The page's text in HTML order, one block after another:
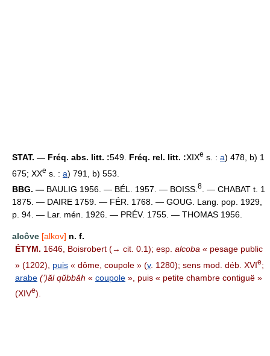
STAT. — Fréq. abs. litt. :549. Fréq. rel. litt. :XIXe s. : a) 478, b) 1
675; XXe s. : a) 791, b) 553.
BBG. — BAULIG 1956. — BÉL. 1957. — BOISS. 8
. — CHABAT t. 1
1875. — DAIRE 1759. — FÉR. 1768. — GOUG. Lang. pop. 1929,
p. 94. — Lar. mén. 1926. — PRÉV. 1755. — THOMAS 1956.
alcôve [alkov] n. f.
ÉTYM. 1646, Boisrobert (→ cit. 0.1); esp. alcoba « pesage public
» (1202), puis « dôme, coupole » (v. 1280); sens mod. déb. XVIe;
arabe (’)ăl qŭbbǎh « coupole », puis « petite chambre contiguë »
(XIVe).